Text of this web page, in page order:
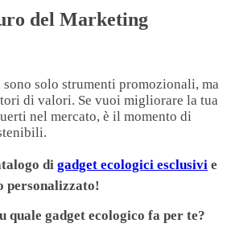
del Marketing
solo strumenti promozionali, ma
di valori. Se vuoi migliorare la tua
nel mercato, è il momento di
di gadget ecologici esclusivi e
personalizzato!
quale gadget ecologico fa per te?